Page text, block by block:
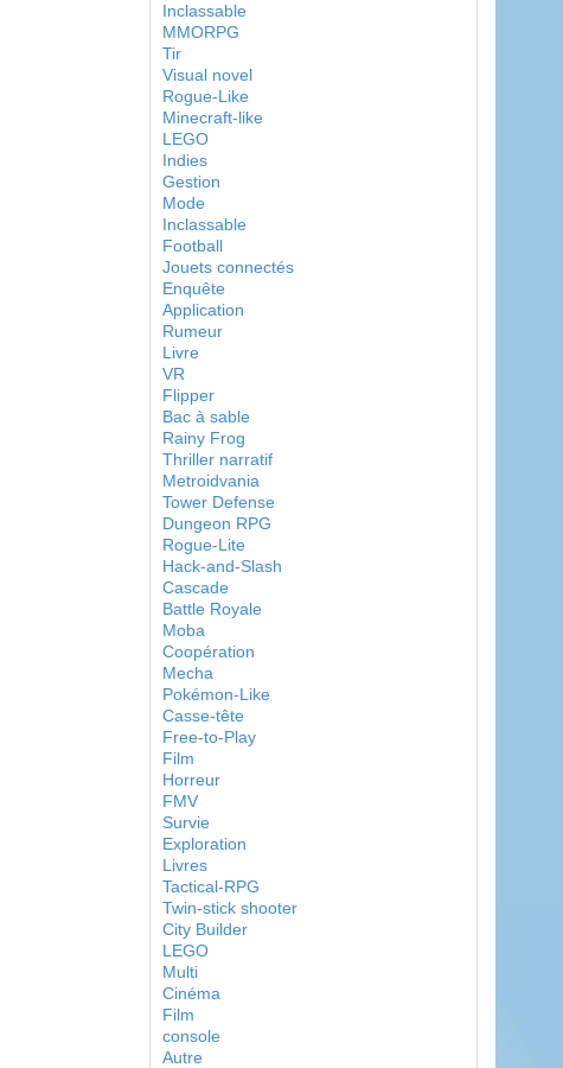
Inclassable
MMORPG
Tir
Visual novel
Rogue-Like
Minecraft-like
LEGO
Indies
Gestion
Mode
Inclassable
Football
Jouets connectés
Enquête
Application
Rumeur
Livre
VR
Flipper
Bac à sable
Rainy Frog
Thriller narratif
Metroidvania
Tower Defense
Dungeon RPG
Rogue-Lite
Hack-and-Slash
Cascade
Battle Royale
Moba
Coopération
Mecha
Pokémon-Like
Casse-tête
Free-to-Play
Film
Horreur
FMV
Survie
Exploration
Livres
Tactical-RPG
Twin-stick shooter
City Builder
LEGO
Multi
Cinéma
Film
console
Autre